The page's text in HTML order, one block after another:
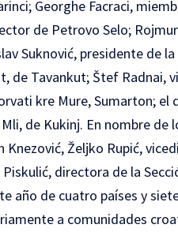
Georghe Facraci,
de Petrovo Selo;
Suknović, presidente de
de Tavankut; Štef Radnai,
kre Mure, Sumarton;
de Kukinj. En nombre
Knezović, Željko Rupić,
directora de la
año de cuatro países y
a comunidades